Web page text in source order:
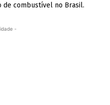
de combustível no Brasil.
-